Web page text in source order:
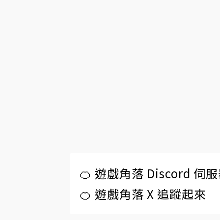
🍊 遊戲角落 Discord 伺服
🍊 遊戲角落 X 追蹤起來